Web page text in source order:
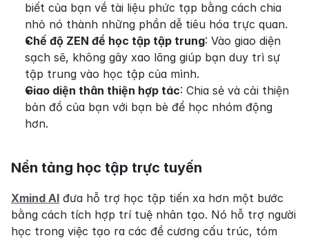
biết của bạn về tài liệu phức tạp bằng cách chia
nhỏ nó thành những phần dễ tiêu hóa trực quan.
Chế độ ZEN để học tập tập trung: Vào giao diện
sạch sẽ, không gây xao lãng giúp bạn duy trì sự
tập trung vào học tập của mình.
Giao diện thân thiện hợp tác: Chia sẻ và cải thiện
bản đồ của bạn với bạn bè để học nhóm động
hơn.
Nền tảng học tập trực tuyến
Xmind AI đưa hỗ trợ học tập tiến xa hơn một bước
bằng cách tích hợp trí tuệ nhân tạo. Nó hỗ trợ người
học trong việc tạo ra các đề cương cấu trúc, tóm